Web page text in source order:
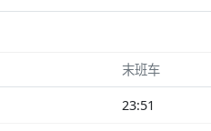
末班车
23:51